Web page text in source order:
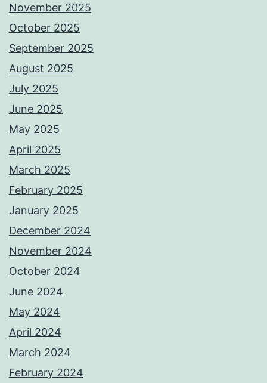
November 2025
October 2025
September 2025
August 2025
July 2025
June 2025
May 2025
April 2025
March 2025
February 2025
January 2025
December 2024
November 2024
October 2024
June 2024
May 2024
April 2024
March 2024
February 2024